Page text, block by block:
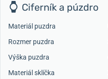
Ciferník a púzdro
Materiál puzdra
Rozmer puzdra
Výška puzdra
Materiál sklíčka